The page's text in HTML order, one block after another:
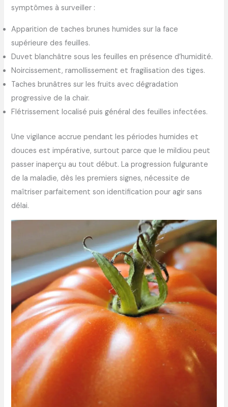
symptômes à surveiller :
Apparition de taches brunes humides sur la face
supérieure des feuilles.
Duvet blanchâtre sous les feuilles en présence d’humidité.
Noircissement, ramollissement et fragilisation des tiges.
Taches brunâtres sur les fruits avec dégradation
progressive de la chair.
Flétrissement localisé puis général des feuilles infectées.
Une vigilance accrue pendant les périodes humides et
douces est impérative, surtout parce que le mildiou peut
passer inaperçu au tout début. La progression fulgurante
de la maladie, dès les premiers signes, nécessite de
maîtriser parfaitement son identification pour agir sans
délai.